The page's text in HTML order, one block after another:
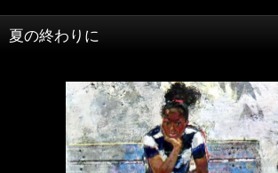
夏の終わりに